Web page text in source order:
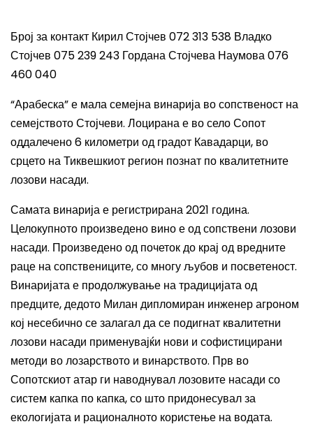
Број за контакт Кирил Стојчев 072 313 538 Владко
Стојчев 075 239 243 Гордана Стојчева Наумова 076
460 040
“Арабеска” е мала семејна винарија во сопственост на
семејството Стојчеви. Лоцирана е во село Сопот
оддалечено 6 километри од градот Кавадарци, во
срцето на Тиквешкиот регион познат по квалитетните
лозови насади.
Самата винарија е регистрирана 2021 година.
Целокупното произведено вино е од сопствени лозови
насади. Произведено од почеток до крај од вредните
раце на сопствениците, со многу љубов и посветеност.
Винаријата е продолжување на традицијата од
предците, дедото Милан дипломиран инженер агроном
кој несебично се залагал да се подигнат квалитетни
лозови насади применувајќи нови и софистицирани
методи во лозарството и винарството. Прв во
Сопотскиот атар ги наводнувал лозовите насади со
систем капка по капка, со што придонесувал за
екологијата и рационалното користење на водата.